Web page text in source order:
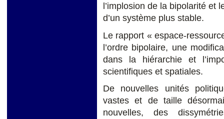
l’implosion de la bipolarité et
d’un système plus stable.
Le rapport « espace-
l’ordre bipolaire, une
dans la hiérarchie et
scientifiques et spatiales.
De nouvelles unités
vastes et de taille
nouvelles, des